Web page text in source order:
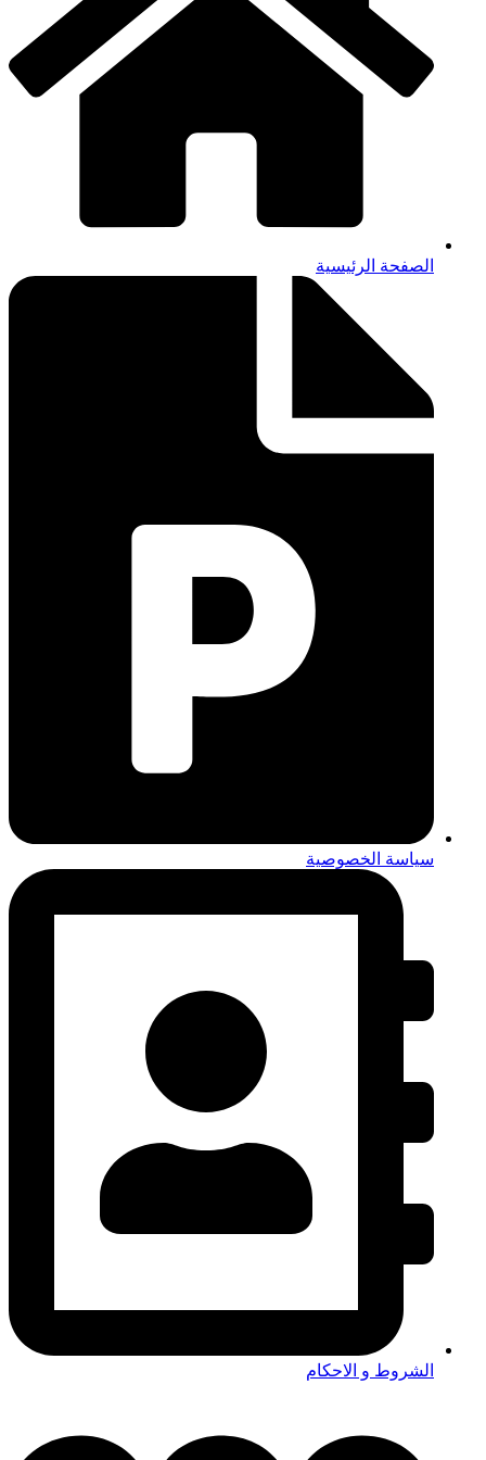
الصفحة الرئيسية
سياسة الخصوصية
الشروط و الاحكام